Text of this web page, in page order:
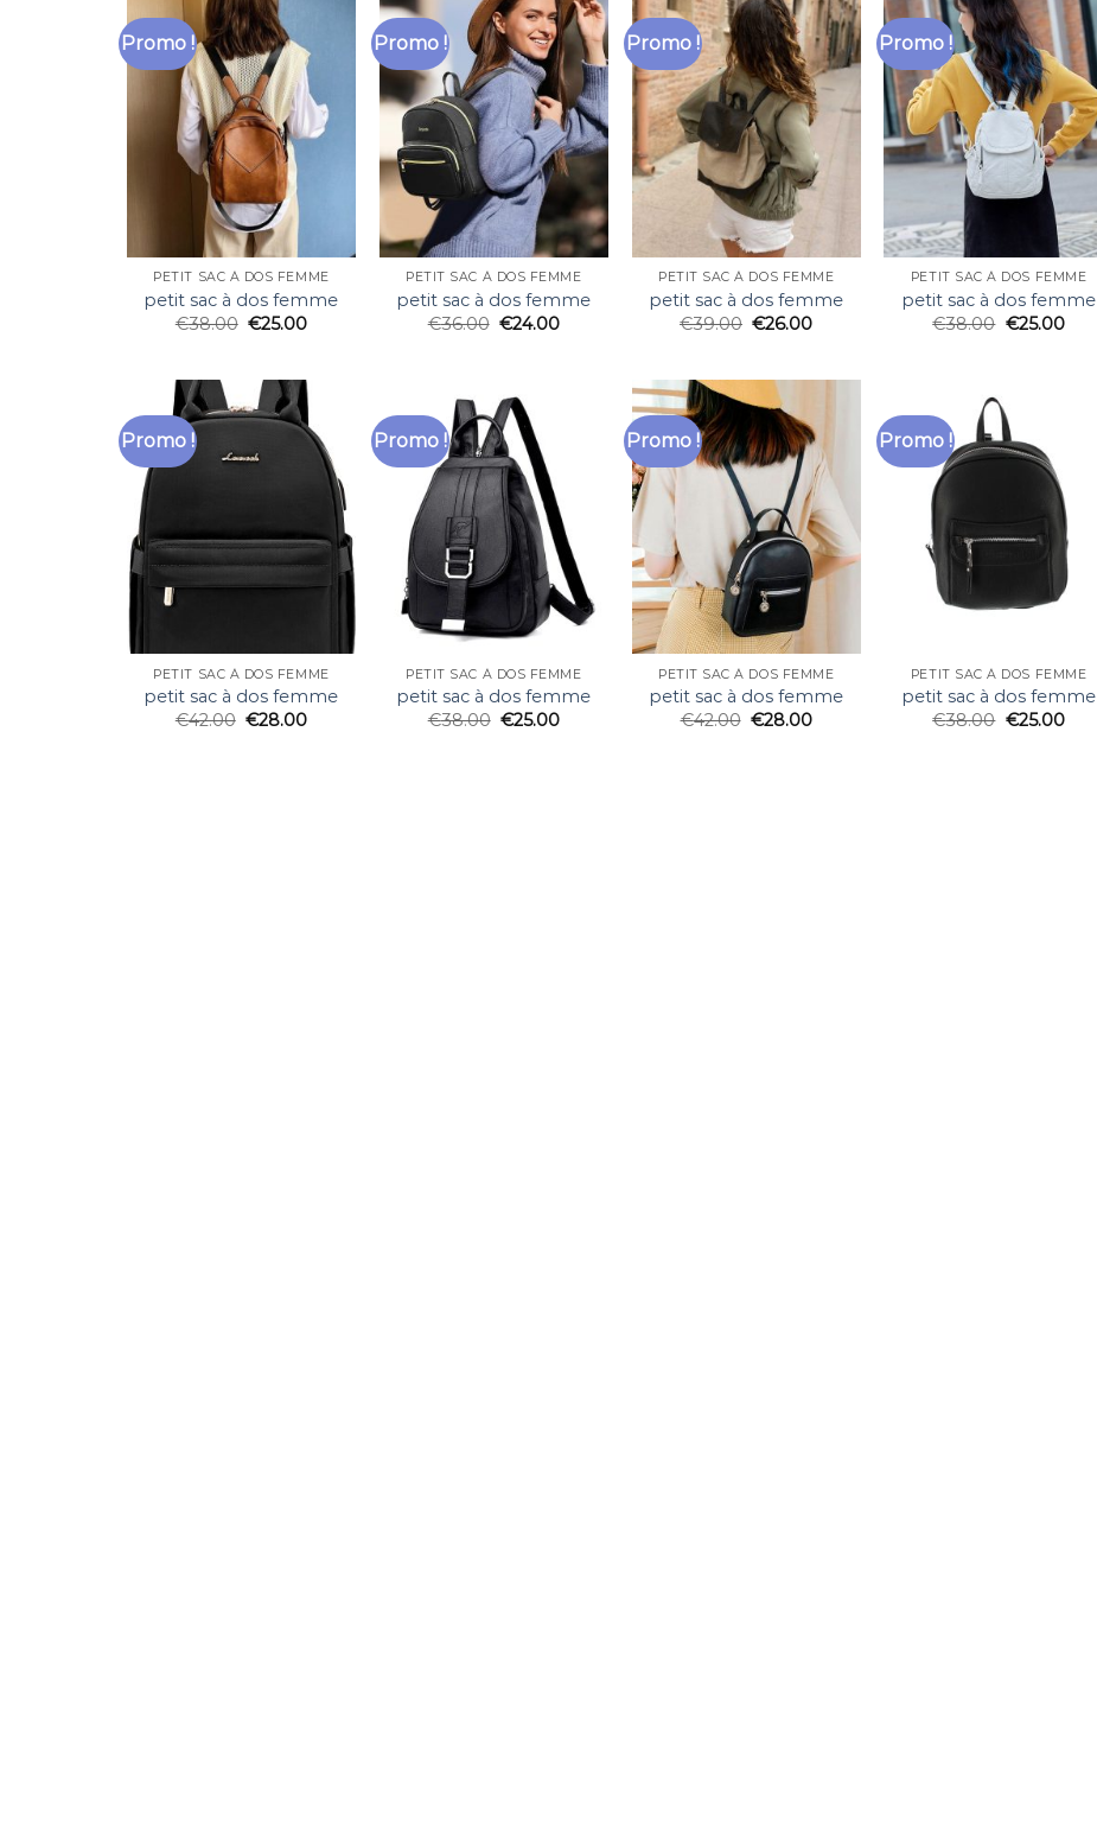
Promo !
PETIT SAC À DOS FEMME
petit sac à dos femme
€38.00 €25.00
Promo !
PETIT SAC À DOS FEMME
petit sac à dos femme
€36.00 €24.00
Promo !
PETIT SAC À DOS FEMME
petit sac à dos femme
€39.00 €26.00
Promo !
PETIT SAC À DOS FEMME
petit sac à dos femme
€38.00 €25.00
Promo !
PETIT SAC À DOS FEMME
petit sac à dos femme
€42.00 €28.00
Promo !
PETIT SAC À DOS FEMME
petit sac à dos femme
€38.00 €25.00
Promo !
PETIT SAC À DOS FEMME
petit sac à dos femme
€42.00 €28.00
Promo !
PETIT SAC À DOS FEMME
petit sac à dos femme
€38.00 €25.00